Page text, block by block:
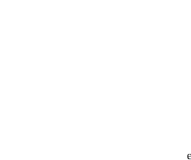
une gamme variée de semences